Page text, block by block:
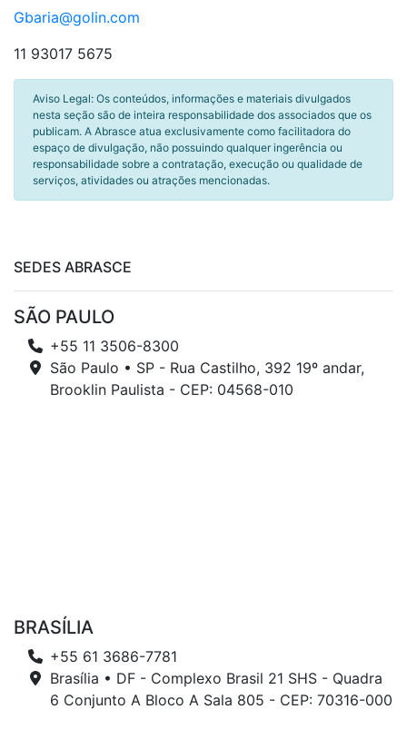
Gbaria@golin.com
11 93017 5675
Aviso Legal: Os conteúdos, informações e materiais divulgados
nesta seção são de inteira responsabilidade dos associados que os
publicam. A Abrasce atua exclusivamente como facilitadora do
espaço de divulgação, não possuindo qualquer ingerência ou
responsabilidade sobre a contratação, execução ou qualidade de
serviços, atividades ou atrações mencionadas.
SEDES ABRASCE
SÃO PAULO
+55 11 3506-8300
São Paulo • SP - Rua Castilho, 392 19º andar,
Brooklin Paulista - CEP: 04568-010
BRASÍLIA
+55 61 3686-7781
Brasília • DF - Complexo Brasil 21 SHS - Quadra
6 Conjunto A Bloco A Sala 805 - CEP: 70316-000